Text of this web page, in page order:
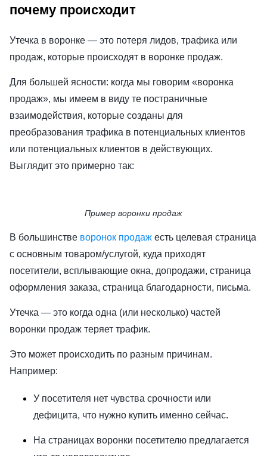
почему происходит
Утечка в воронке — это потеря лидов, трафика или
продаж, которые происходят в воронке продаж.
Для большей ясности: когда мы говорим «воронка
продаж», мы имеем в виду те постраничные
взаимодействия, которые созданы для
преобразования трафика в потенциальных клиентов
или потенциальных клиентов в действующих.
Выглядит это примерно так:
Пример воронки продаж
В большинстве воронок продаж есть целевая страница
с основным товаром/услугой, куда приходят
посетители, всплывающие окна, допродажи, страница
оформления заказа, страница благодарности, письма.
Утечка — это когда одна (или несколько) частей
воронки продаж теряет трафик.
Это может происходить по разным причинам.
Например:
У посетителя нет чувства срочности или
дефицита, что нужно купить именно сейчас.
На страницах воронки посетителю предлагается